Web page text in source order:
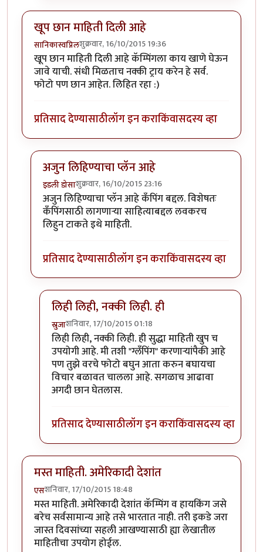
खूप छान माहिती दिली आहे
सानिकास्वप्निलशुक्रवार, 16/10/2015 19:36
खूप छान माहिती दिली आहे कॅम्पिंगला काय खाणे घेऊन
जावे याची. संधी मिळताच नक्की ट्राय करेन हे सर्व.
फोटो पण छान आहेत. लिहित रहा :)
प्रतिसाद देण्यासाठीलॉग इन कराकिंवासदस्य व्हा
अजुन लिहिण्याचा प्लॅन आहे
इडली डोसाशुक्रवार, 16/10/2015 23:16
In reply toखूप छान माहिती दिली आहेbyसानिकास्वप्निल
अजुन लिहिण्याचा प्लॅन आहे कँपिंग बद्दल. विशेषतः
कँपिंगसाठी लागणार्‍या साहित्याबद्दल लवकरच
लिहुन टाकते इथे माहिती.
प्रतिसाद देण्यासाठीलॉग इन कराकिंवासदस्य व्हा
लिही लिही, नक्की लिही. ही
स्रुजाशनिवार, 17/10/2015 01:18
In reply toअजुन लिहिण्याचा प्लॅन आहेbyइडली डोसा
लिही लिही, नक्की लिही. ही सुद्धा माहिती खुप च
उपयोगी आहे. मी तशी "ग्लँपिंग" करणार्‍यांपैकी आहे
पण तुझे वरचे फोटो बघुन आता करुन बघायचा
विचार बळावत चालला आहे. सगळाच आढावा
अगदी छान घेतलास.
प्रतिसाद देण्यासाठीलॉग इन कराकिंवासदस्य व्हा
मस्त माहिती. अमेरिकादी देशांत
एसशनिवार, 17/10/2015 18:48
मस्त माहिती. अमेरिकादी देशांत कॅम्पिंग व हायकिंग जसे
बरेच सर्वसामान्य आहे तसे भारतात नाही. तरी इकडे जरा
जास्त दिवसांच्या सहली आखण्यासाठी ह्या लेखातील
माहितीचा उपयोग होईल.